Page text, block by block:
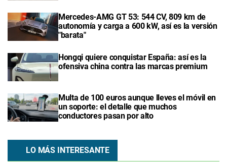
Mercedes-AMG GT 53: 544 CV, 809 km de
autonomía y carga a 600 kW, así es la versión
"barata"
Hongqi quiere conquistar España: así es la
ofensiva china contra las marcas premium
Multa de 100 euros aunque lleves el móvil en
un soporte: el detalle que muchos
conductores pasan por alto
LO MÁS INTERESANTE